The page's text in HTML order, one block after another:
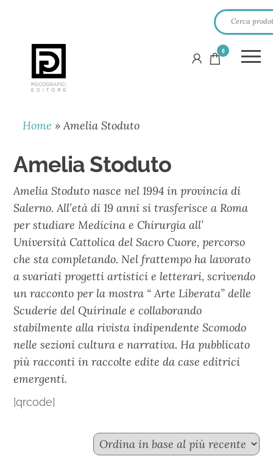
PSICOGRAFICI
EDITORE
0
Home »Amelia Stoduto
Amelia Stoduto
Amelia Stoduto nasce nel 1994 in provincia di
Salerno. All’età di 19 anni si trasferisce a Roma
per studiare Medicina e Chirurgia all’
Università Cattolica del Sacro Cuore, percorso
che sta completando. Nel frattempo ha lavorato
a svariati progetti artistici e letterari, scrivendo
un racconto per la mostra “ Arte Liberata” delle
Scuderie del Quirinale e collaborando
stabilmente alla rivista indipendente Scomodo
nelle sezioni cultura e narrativa. Ha pubblicato
più racconti in raccolte edite da case editrici
emergenti.
[qrcode]